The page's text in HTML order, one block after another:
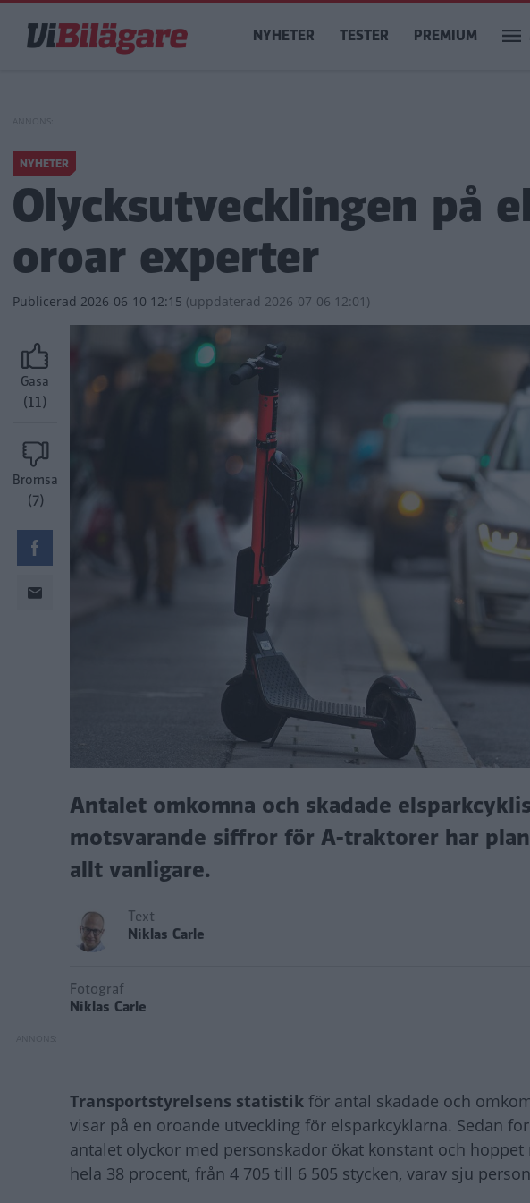
huvudinnehåll
Main
navigation
NYHETER TESTER PREMIUM
NYHETER
Olycksutvecklingen på
oroar experter
Publicerad 2026-06-10 12:15 (uppdaterad 2026-07-06 12:01)
Gasa
(11)
Bromsa
(7)
Antalet omkomna och skadade
motsvarande siffror för A-traktorer har
allt vanligare.
Text
Niklas Carle
Fotograf
Niklas Carle
Transportstyrelsens statistik för antal skadade och
visar på en oroande utveckling för elsparkcyklarna. Sedan
antalet olyckor med personskador ökat konstant och
hela 38 procent, från 4 705 till 6 505 stycken, varav sju